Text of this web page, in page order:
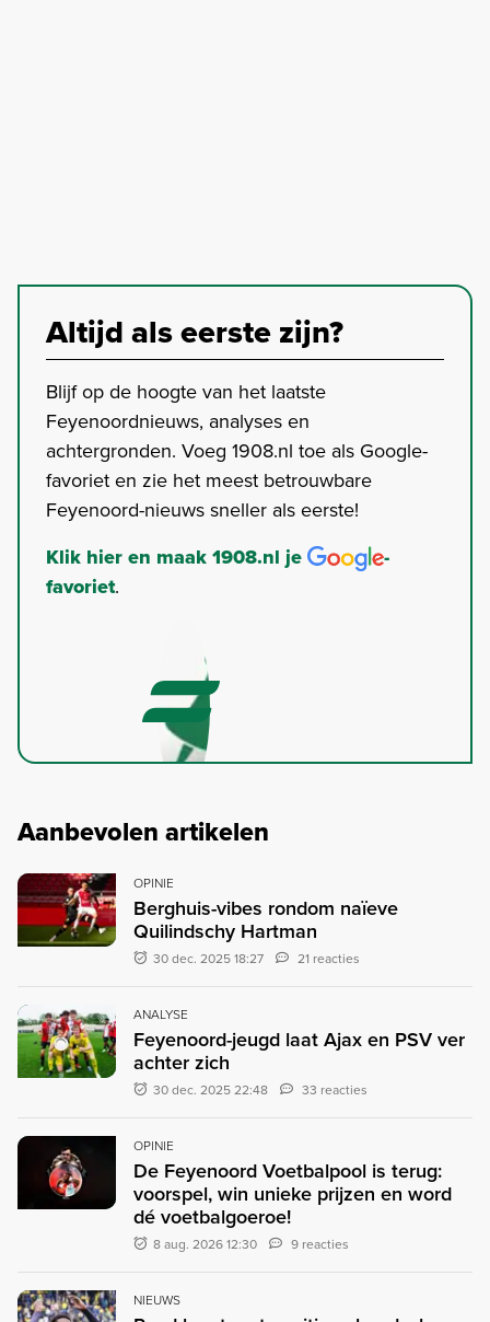
Altijd als eerste zijn?
Blijf op de hoogte van het laatste
Feyenoordnieuws, analyses en
achtergronden. Voeg 1908.nl toe als Google-
favoriet en zie het meest betrouwbare
Feyenoord-nieuws sneller als eerste!
Klik hier en maak 1908.nl je
-
favoriet.
Aanbevolen artikelen
OPINIE
Berghuis-vibes rondom naïeve
Quilindschy Hartman
30 dec. 2025 18:27 21 reacties
ANALYSE
Feyenoord-jeugd laat Ajax en PSV ver
achter zich
30 dec. 2025 22:48 33 reacties
OPINIE
De Feyenoord Voetbalpool is terug:
voorspel, win unieke prijzen en word
dé voetbalgoeroe!
8 aug. 2026 12:30 9 reacties
NIEUWS